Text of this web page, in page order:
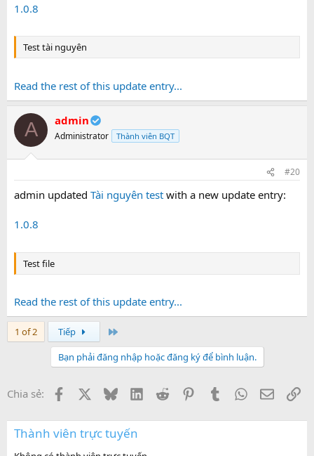
1.0.8
Test tài nguyên
Read the rest of this update entry...
A admin
Administrator Thành viên BQT
#20
admin updated Tài nguyên test with a new update entry:
1.0.8
Test file
Read the rest of this update entry...
1 of 2 Tiếp
Bạn phải đăng nhập hoặc đăng ký để bình luận.
Chia sẻ: Facebook BlueskyLinkedInReddit PinterestTumblrWhatsApp
Email
Thành viên trực tuyến